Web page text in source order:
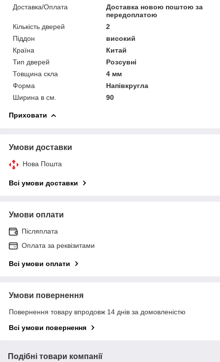
Доставка/Оплата
Доставка новою поштою за
передоплатою
Кількість дверей
2
Піддон
високий
Країна
Китай
Тип дверей
Розсувні
Товщина скла
4 мм
Форма
Напівкругла
Ширина в см.
90
Приховати
Умови доставки
Нова Пошта
Всі умови доставки
Умови оплати
Післяплата
Оплата за реквізитами
Всі умови оплати
Умови повернення
Повернення товару впродовж 14 днів за домовленістю
Всі умови повернення
Подібні товари компанії